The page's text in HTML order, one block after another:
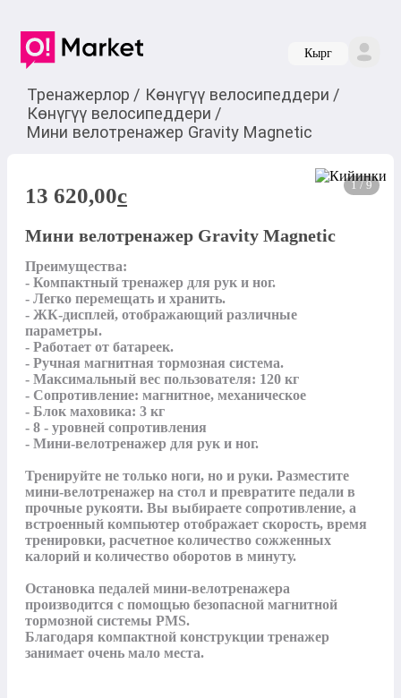
Кырг
Тренажерлор / Көнүгүү велосипеддери /
Көнүгүү велосипеддери /
Мини велотренажер Gravity Magnetic
1 / 9
13 620,00c
Мини велотренажер Gravity Magnetic
Преимущества:
- Компактный тренажер для рук и ног.
- Легко перемещать и хранить.
- ЖК-дисплей, отображающий различные
параметры.
- Работает от батареек.
- Ручная магнитная тормозная система.
- Максимальный вес пользователя: 120 кг
- Сопротивление: магнитное, механическое
- Блок маховика: 3 кг
- 8 - уровней сопротивления
- Мини-велотренажер для рук и ног.
Тренируйте не только ноги, но и руки. Разместите
мини-велотренажер на стол и превратите педали в
прочные рукояти. Вы выбираете сопротивление, а
встроенный компьютер отображает скорость, время
тренировки, расчетное количество сожженных
калорий и количество оборотов в минуту.
Остановка педалей мини-велотренажера
производится с помощью безопасной магнитной
тормозной системы PMS.
Благодаря компактной конструкции тренажер
занимает очень мало места.